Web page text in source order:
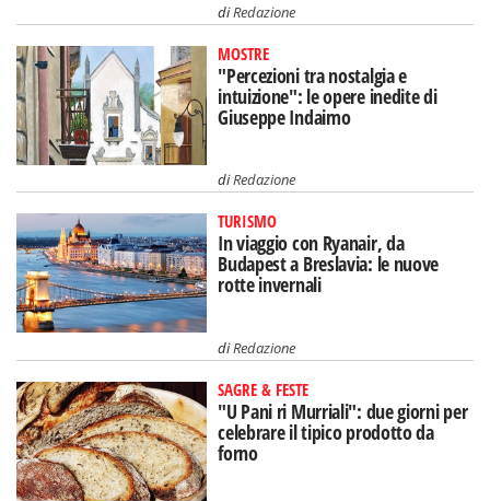
diRedazione
MOSTRE
"Percezioni tra nostalgia e
intuizione": le opere inedite di
Giuseppe Indaimo
diRedazione
TURISMO
In viaggio con Ryanair, da
Budapest a Breslavia: le nuove
rotte invernali
diRedazione
SAGRE & FESTE
"U Pani ri Murriali": due giorni per
celebrare il tipico prodotto da
forno